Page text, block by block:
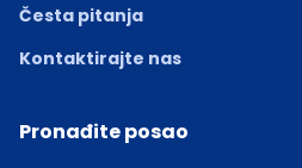
Česta pitanja
Kontaktirajte nas
Pronađite posao